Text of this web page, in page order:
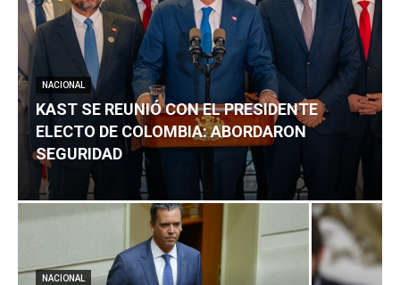
NACIONAL
KAST SE REUNIÓ CON EL PRESIDENTE
ELECTO DE COLOMBIA: ABORDARON
SEGURIDAD
NACIONAL